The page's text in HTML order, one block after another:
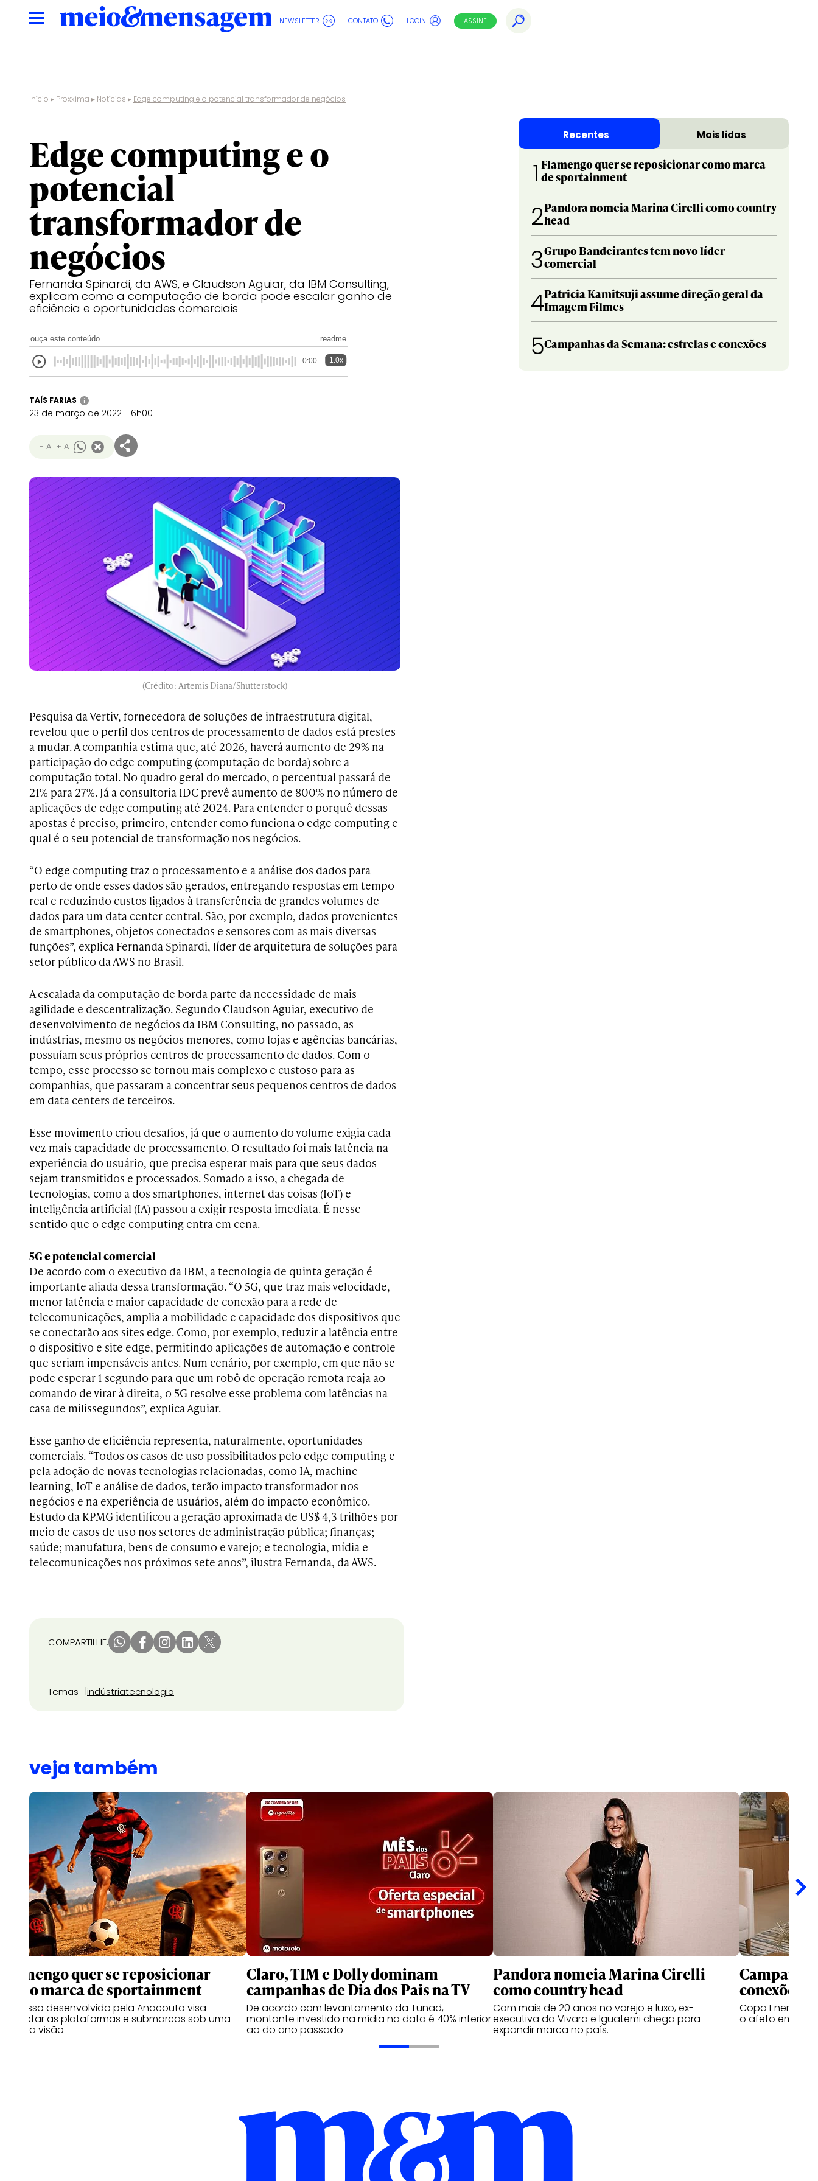
NEWSLETTER CONTATO LOGIN ASSINE
Início ▸ Proxxima ▸ Notícias ▸ Edge computing e o potencial transformador de negócios
Edge computing e o
potencial
transformador de
negócios
Fernanda Spinardi, da AWS, e Claudson Aguiar, da IBM Consulting,
explicam como a computação de borda pode escalar ganho de
eficiência e oportunidades comerciais
ouça este conteúdo readme
0:00 1.0x
TAÍS FARIAS i
23 de março de 2022 - 6h00
- A + A
(Crédito: Artemis Diana/Shutterstock)
Pesquisa da Vertiv, fornecedora de soluções de infraestrutura digital,
revelou que o perfil dos centros de processamento de dados está prestes
a mudar. A companhia estima que, até 2026, haverá aumento de 29% na
participação do edge computing (computação de borda) sobre a
computação total. No quadro geral do mercado, o percentual passará de
21% para 27%. Já a consultoria IDC prevê aumento de 800% no número de
aplicações de edge computing até 2024. Para entender o porquê dessas
apostas é preciso, primeiro, entender como funciona o edge computing e
qual é o seu potencial de transformação nos negócios.
“O edge computing traz o processamento e a análise dos dados para
perto de onde esses dados são gerados, entregando respostas em tempo
real e reduzindo custos ligados à transferência de grandes volumes de
dados para um data center central. São, por exemplo, dados provenientes
de smartphones, objetos conectados e sensores com as mais diversas
funções”, explica Fernanda Spinardi, líder de arquitetura de soluções para
setor público da AWS no Brasil.
A escalada da computação de borda parte da necessidade de mais
agilidade e descentralização. Segundo Claudson Aguiar, executivo de
desenvolvimento de negócios da IBM Consulting, no passado, as
indústrias, mesmo os negócios menores, como lojas e agências bancárias,
possuíam seus próprios centros de processamento de dados. Com o
tempo, esse processo se tornou mais complexo e custoso para as
companhias, que passaram a concentrar seus pequenos centros de dados
em data centers de terceiros.
Esse movimento criou desafios, já que o aumento do volume exigia cada
vez mais capacidade de processamento. O resultado foi mais latência na
experiência do usuário, que precisa esperar mais para que seus dados
sejam transmitidos e processados. Somado a isso, a chegada de
tecnologias, como a dos smartphones, internet das coisas (IoT) e
inteligência artificial (IA) passou a exigir resposta imediata. É nesse
sentido que o edge computing entra em cena.
5G e potencial comercial
De acordo com o executivo da IBM, a tecnologia de quinta geração é
importante aliada dessa transformação. “O 5G, que traz mais velocidade,
menor latência e maior capacidade de conexão para a rede de
telecomunicações, amplia a mobilidade e capacidade dos dispositivos que
se conectarão aos sites edge. Como, por exemplo, reduzir a latência entre
o dispositivo e site edge, permitindo aplicações de automação e controle
que seriam impensáveis antes. Num cenário, por exemplo, em que não se
pode esperar 1 segundo para que um robô de operação remota reaja ao
comando de virar à direita, o 5G resolve esse problema com latências na
casa de milissegundos”, explica Aguiar.
Esse ganho de eficiência representa, naturalmente, oportunidades
comerciais. “Todos os casos de uso possibilitados pelo edge computing e
pela adoção de novas tecnologias relacionadas, como IA, machine
learning, IoT e análise de dados, terão impacto transformador nos
negócios e na experiência de usuários, além do impacto econômico.
Estudo da KPMG identificou a geração aproximada de US$ 4,3 trilhões por
meio de casos de uso nos setores de administração pública; finanças;
saúde; manufatura, bens de consumo e varejo; e tecnologia, mídia e
telecomunicações nos próximos sete anos”, ilustra Fernanda, da AWS.
COMPARTILHE:
Temas indústriatecnologia
Recentes Mais lidas
1 Flamengo quer se reposicionar como marca
de sportainment
2Pandora nomeia Marina Cirelli como country
head
3Grupo Bandeirantes tem novo líder
comercial
4Patricia Kamitsuji assume direção geral da
Imagem Filmes
5Campanhas da Semana: estrelas e conexões
veja também
Flamengo quer se reposicionar
como marca de sportainment
Processo desenvolvido pela Anacouto visa
conectar as plataformas e submarcas sob uma
mesma visão
Claro, TIM e Dolly dominam
campanhas de Dia dos Pais na TV
De acordo com levantamento da Tunad,
montante investido na mídia na data é 40% inferior
ao do ano passado
Pandora nomeia Marina Cirelli
como country head
Com mais de 20 anos no varejo e luxo, ex-
executiva da Vivara e Iguatemi chega para
expandir marca no país.
conexões
Copa Energia
o afeto em